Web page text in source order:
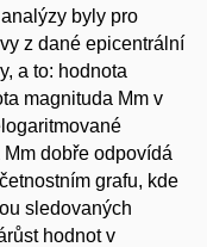
byly pro
z dané epicentrální
a to: hodnota
magnituda Mm v
dobře odpovídá
grafu, kde
sledovaných
hodnot v